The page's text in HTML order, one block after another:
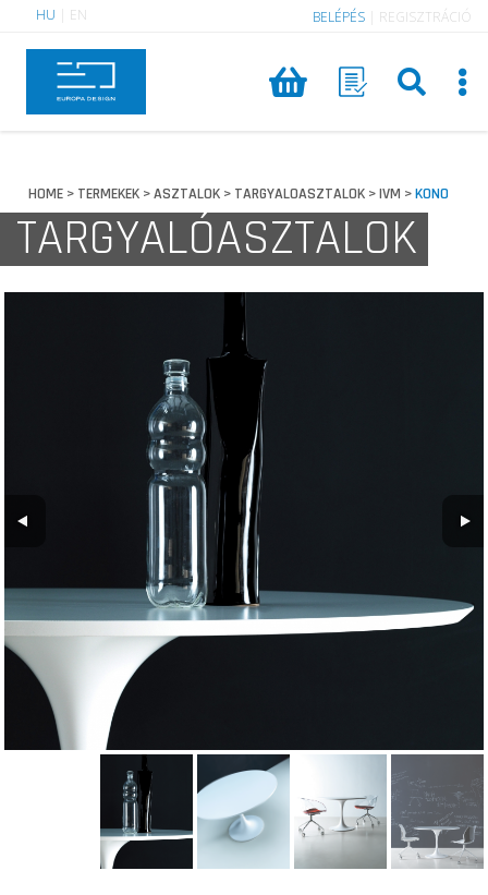
HU EN BELÉPÉS REGISZTRÁCIÓ
HOME > TERMEKEK >ASZTALOK > TARGYALOASZTALOK >IVM >KONO
TARGYALÓASZTALOK